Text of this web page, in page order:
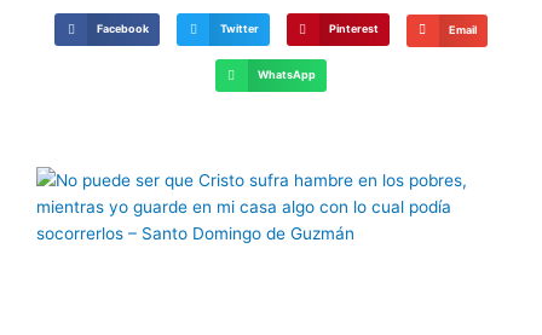
Facebook Twitter Pinterest Email
WhatsApp
PáginaPáginaPáginaPáginaPágina